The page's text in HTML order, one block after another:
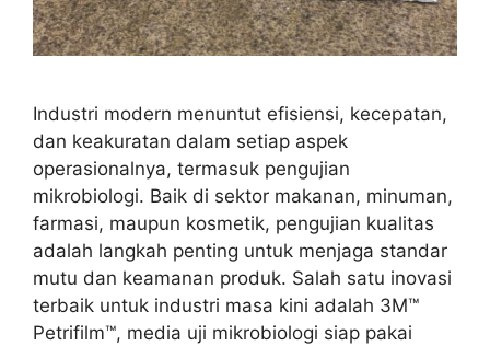
Industri modern menuntut efisiensi, kecepatan,
dan keakuratan dalam setiap aspek
operasionalnya, termasuk pengujian
mikrobiologi. Baik di sektor makanan, minuman,
farmasi, maupun kosmetik, pengujian kualitas
adalah langkah penting untuk menjaga standar
mutu dan keamanan produk. Salah satu inovasi
terbaik untuk industri masa kini adalah 3M™
Petrifilm™, media uji mikrobiologi siap pakai